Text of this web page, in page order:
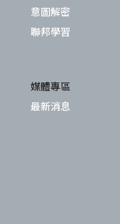
意圖解密
聯邦學習
媒體專區
最新消息